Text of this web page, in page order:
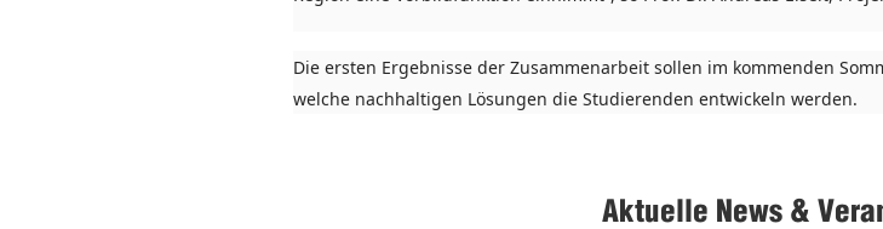
Die ersten Ergebnisse der Zusammenarbeit sollen im kommenden
welche nachhaltigen Lösungen die Studierenden entwickeln werden.
Aktuelle News &